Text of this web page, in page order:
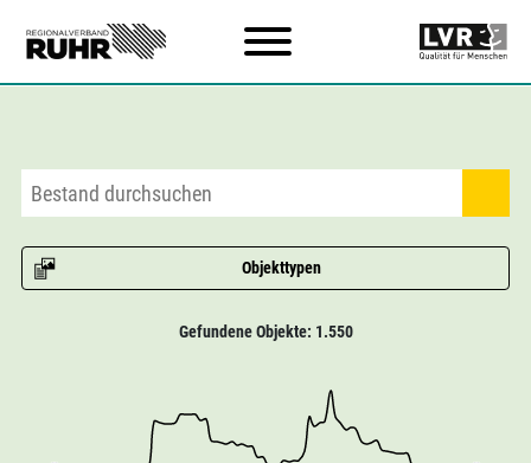
Objekttypen
Gefundene Objekte: 1.550